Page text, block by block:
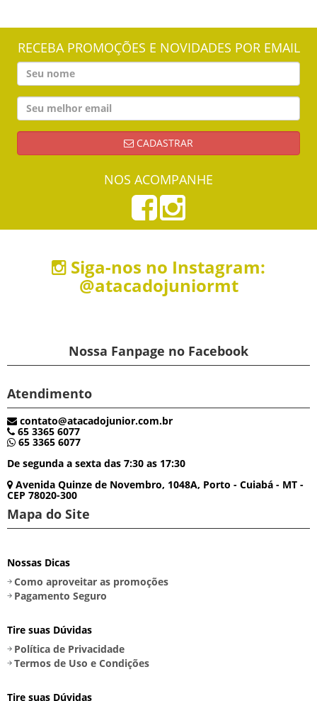
RECEBA PROMOÇÕES E NOVIDADES POR EMAIL
CADASTRAR
NOS ACOMPANHE
Siga-nos no Instagram:
@atacadojuniormt
Nossa Fanpage no Facebook
Atendimento
contato@atacadojunior.com.br
65 3365 6077
65 3365 6077
De segunda a sexta das 7:30 as 17:30
Avenida Quinze de Novembro, 1048A, Porto - Cuiabá - MT -
CEP 78020-300
Mapa do Site
Nossas Dicas
Como aproveitar as promoções
Pagamento Seguro
Tire suas Dúvidas
Política de Privacidade
Termos de Uso e Condições
Tire suas Dúvidas